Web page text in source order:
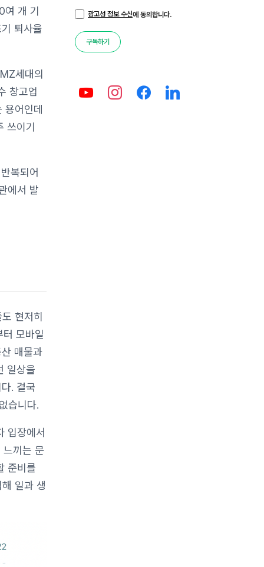
여 개 기
퇴사율
세대의
창고업
용어인데
쓰이기
복되어
에서 발
현저히
모바일
매물과
일상을
. 결국
습니다.
입장에서
느끼는 문
준비를
일과 생
광고성 정보 수신에 동의합니다.
구독하기